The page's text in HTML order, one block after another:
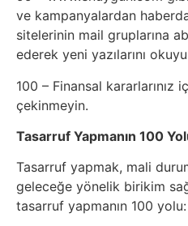
ve kampanyalardan
sitelerinin mail gruplarına
ederek yeni yazılarını
100 – Finansal kararlarınız
çekinmeyin.
Tasarruf Yapmanın 100
Tasarruf yapmak, mali
geleceğe yönelik birikim
tasarruf yapmanın 100 yolu: